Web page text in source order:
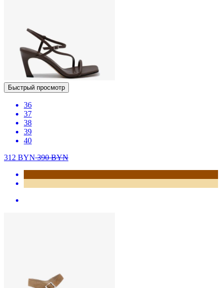
Быстрый просмотр
36
37
38
39
40
312 BYN390BYN